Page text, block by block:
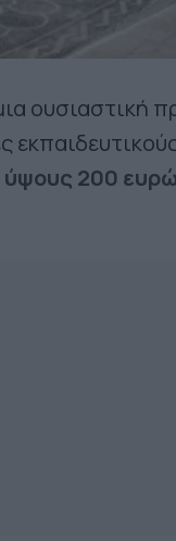
ουσιαστική
200